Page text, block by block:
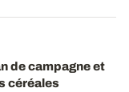
de campagne et
céréales